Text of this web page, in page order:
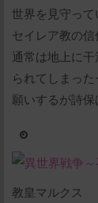
世界を見守って
セイレア教の信
通常は地上に
られてしまっ
願いするが詩
教皇マルクス